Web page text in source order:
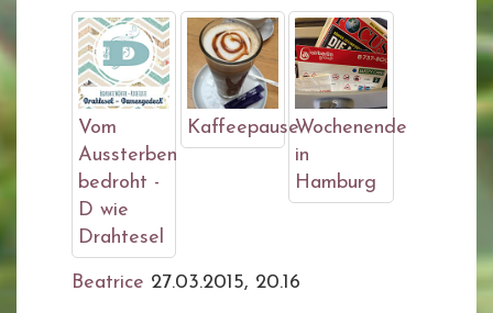
Vom
Aussterben
bedroht -
D wie
Drahtesel
KaffeepauseWochenende
in
Hamburg
Beatrice 27.03.2015, 20.16